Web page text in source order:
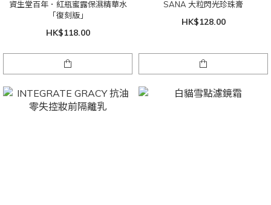
資生堂百年．紅瓶蜜露保濕精華水
「復刻版」
HK$118.00
SANA 大粒閃光珍珠膏
HK$128.00